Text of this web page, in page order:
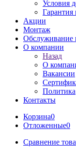
Условия
Гарантия
Акции
Монтаж
Обслуживание
О компании
Назад
О
Вакансии
Политика
Контакты
Корзина0
Отложенные0
Сравнение